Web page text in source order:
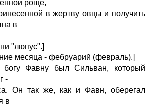
роще,
в жертву овцы и получить
в
"люпус".]
месяца - фебруарий (февраль).]
богу Фавну был Сильван, который
-
Он так же, как и Фавн, оберегал
в